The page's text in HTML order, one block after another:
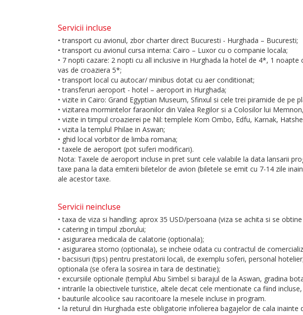
Servicii incluse
• transport cu avionul, zbor charter direct Bucuresti - Hurghada – Bucuresti;
• transport cu avionul cursa interna: Cairo – Luxor cu o companie locala;
• 7 nopti cazare: 2 nopti cu all inclusive in Hurghada la hotel de 4*, 1
vas de croaziera 5*;
• transport local cu autocar/ minibus dotat cu aer conditionat;
• transferuri aeroport - hotel – aeroport in Hurghada;
• vizite in Cairo: Grand Egyptian Museum, Sfinxul si cele trei piramide de
• vizitarea mormintelor faraonilor din Valea Regilor si a Colosilor lui
• vizite in timpul croazierei pe Nil: templele Kom Ombo, Edfu, Karnak,
• vizita la templul Philae in Aswan;
• ghid local vorbitor de limba romana;
• taxele de aeroport (pot suferi modificari).
Nota: Taxele de aeroport incluse in pret sunt cele valabile la data lansarii
taxe pana la data emiterii biletelor de avion (biletele se emit cu 7-14 zile
ale acestor taxe.
Servicii neincluse
• taxa de viza si handling: aprox 35 USD/persoana (viza se achita si se
• catering in timpul zborului;
• asigurarea medicala de calatorie (optionala);
• asigurarea storno (optionala), se incheie odata cu contractul de
• bacsisuri (tips) pentru prestatorii locali, de exemplu soferi, personal
optionala (se ofera la sosirea in tara de destinatie);
• excursiile optionale (templul Abu Simbel si barajul de la Aswan, gradina
• intrarile la obiectivele turistice, altele decat cele mentionate ca fiind
• bauturile alcoolice sau racoritoare la mesele incluse in program.
• la returul din Hurghada este obligatorie infolierea bagajelor de cala